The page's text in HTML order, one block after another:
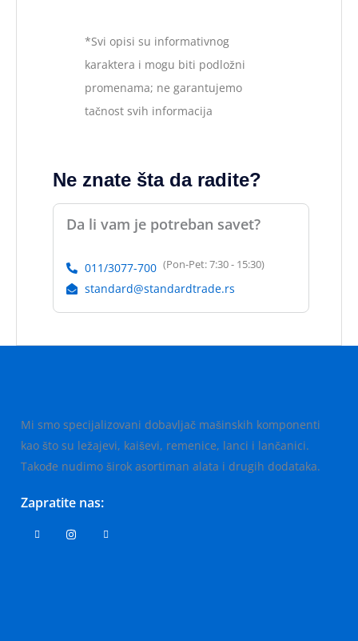
*Svi opisi su informativnog
karaktera i mogu biti podložni
promenama; ne garantujemo
tačnost svih informacija
Ne znate šta da radite?
Da li vam je potreban savet?
011/3077-700 (Pon-Pet: 7:30 - 15:30)
standard@standardtrade.rs
Mi smo specijalizovani dobavljač mašinskih komponenti
kao što su ležajevi, kaiševi, remenice, lanci i lančanici.
Takođe nudimo širok asortiman alata i drugih dodataka.
Zapratite nas: